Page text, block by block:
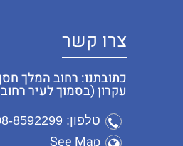
צרו קשר
כתובתנו: רחוב המלך
עקרון (בסמוך לעיר
טלפון: 08-8592299
See Map